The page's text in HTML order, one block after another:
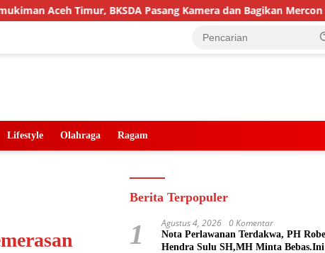
Timur, BKSDA Pasang Kamera dan Bagikan Mercon
Lifestyle Olahraga Ragam
Berita Terpopuler
1 Agustus 4, 2026 0 Komentar
Nota Perlawanan Terdakwa, PH
Hendra Sulu SH,MH Minta Bebas.Ini